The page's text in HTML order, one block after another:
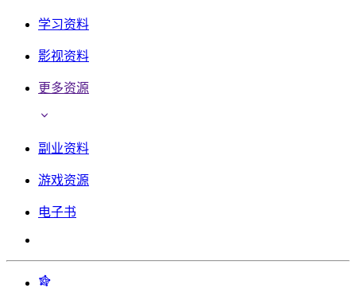
学习资料
影视资料
更多资源
副业资料
游戏资源
电子书